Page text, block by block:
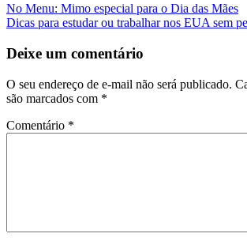
Navegação
da
Postagem
No Menu: Mimo especial para o Dia das Mães
Dicas para estudar ou trabalhar nos EUA sem
Deixe um comentário
O seu endereço de e-mail não será publicado.
são marcados com *
Comentário *